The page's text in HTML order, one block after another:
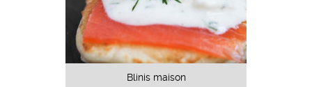
Blinis maison